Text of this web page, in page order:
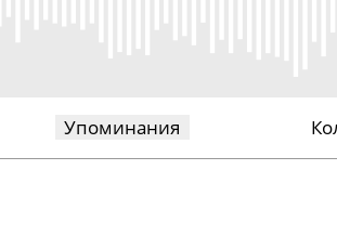
Упоминания